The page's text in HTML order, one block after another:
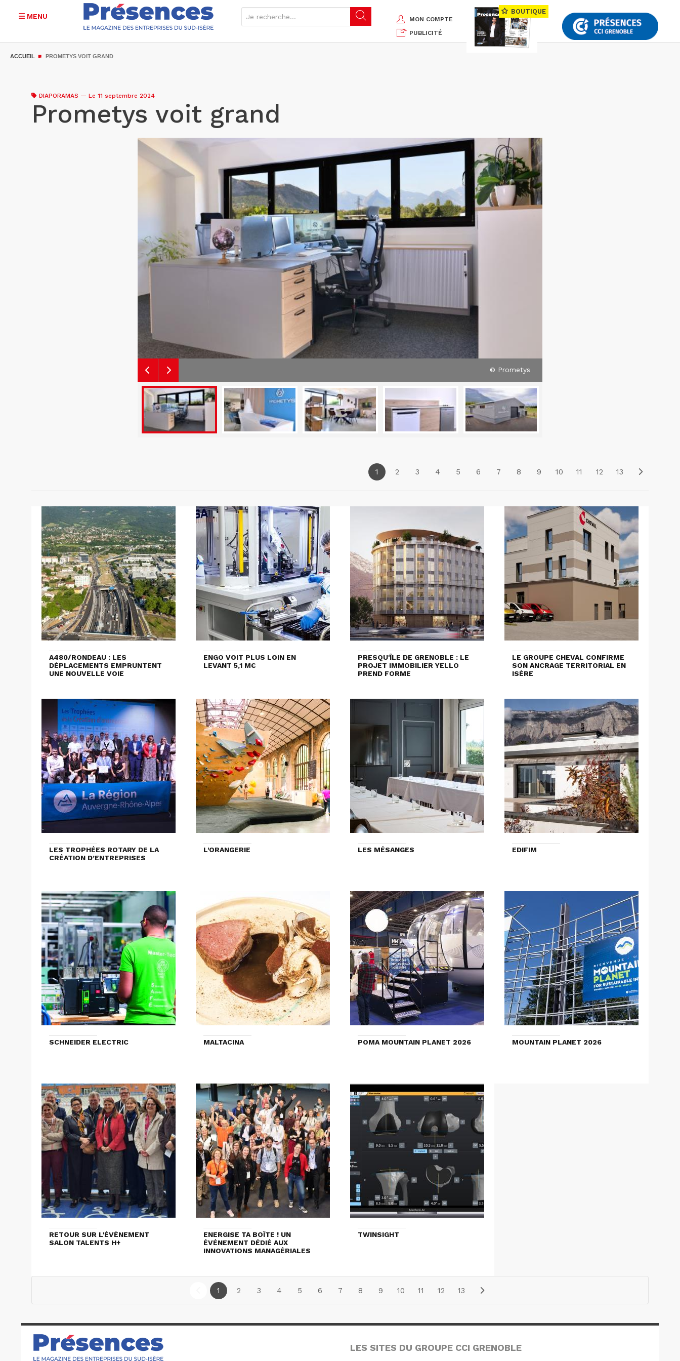
MENU
MON COMPTE
PUBLICITÉ
BOUTIQUE
ACCUEIL PROMETYS VOIT GRAND
DIAPORAMAS — Le 11 septembre 2024
Prometys voit grand
© Prometys
1 2 3 4 5 6 7 8 9 10 11 12 13
A480/RONDEAU : LES
DÉPLACEMENTS EMPRUNTENT
UNE NOUVELLE VOIE
ENGO VOIT PLUS LOIN EN
LEVANT 5,1 M€
PRESQU'ÎLE DE GRENOBLE : LE
PROJET IMMOBILIER YELLO
PREND FORME
LE GROUPE CHEVAL CONFIRME
SON ANCRAGE TERRITORIAL EN
ISÈRE
LES TROPHÉES ROTARY DE LA
CRÉATION D’ENTREPRISES
L'ORANGERIE LES MÉSANGES EDIFIM
SCHNEIDER ELECTRIC MALTACINA POMA MOUNTAIN PLANET 2026 MOUNTAIN PLANET 2026
RETOUR SUR L'ÉVÈNEMENT
SALON TALENTS H+
ENERGISE TA BOÎTE ! UN
ÉVÉNEMENT DÉDIÉ AUX
INNOVATIONS MANAGÉRIALES
TWINSIGHT
1 2 3 4 5 6 7 8 9 10 11 12 13
LES SITES DU GROUPE CCI GRENOBLE